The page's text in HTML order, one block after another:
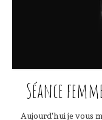
Séance
Aujourd'hui je vous